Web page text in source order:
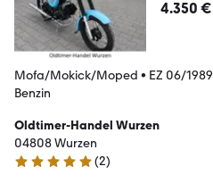
4.350 €
Mofa/Mokick/Moped • EZ 06/1989
Benzin
Oldtimer-Handel Wurzen
04808 Wurzen
4.8 Sterne
(2)